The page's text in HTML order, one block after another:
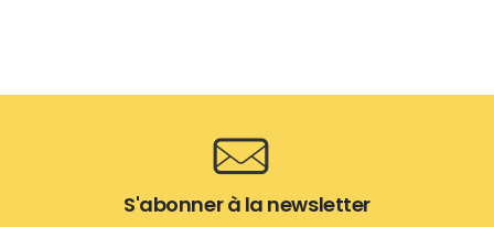
S'abonner à la newsletter